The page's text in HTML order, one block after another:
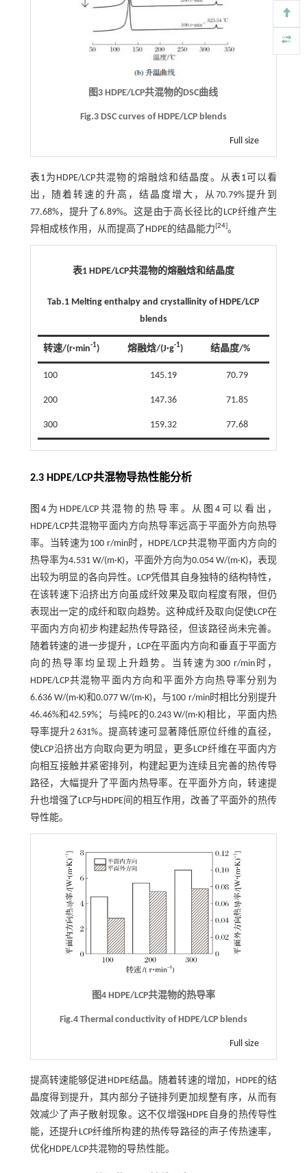
图3 HDPE/LCP共混物的DSC曲线
Fig.3 DSC curves of HDPE/LCP blends
Full size
表1为HDPE/LCP共混物的熔融焓和结晶度。从表1 可以看
出，随着转速的升高，结晶度增大，从70.79%提升到
77.68%，提升了6.89%。这是由于高长径比的LCP纤维产生
异相成核作用，从而提高了HDPE的结晶能力[24]。
表1 HDPE/LCP共混物的熔融焓和结晶度
Tab.1 Melting enthalpy and crystallinity of HDPE/LCP
blends
转速/(r·min-1) 熔融焓/(J·g-1) 结晶度/%
100 145.19 70.79
200 147.36 71.85
300 159.32 77.68
2.3 HDPE/LCP共混物导热性能分析
图4 为HDPE/LCP共混物的热导率。从 图4可以看出，
HDPE/LCP共混物平面内方向热导率远高于平面外方向热导
率。当转速为100 r/min时，HDPE/LCP共混物平面内方向的
热导率为4.531 W/(m·K)，平面外方向为0.054 W/(m·K)，表现
出较为明显的各向异性。LCP凭借其自身独特的结构特性，
在该转速下沿挤出方向虽成纤效果及取向程度有限，但仍
表现出一定的成纤和取向趋势。这种成纤及取向促使LCP在
平面内方向初步构建起热传导路径，但该路径尚未完善。
随着转速的进一步提升，LCP在平面内方向和垂直于平面方
向的热导率均呈现上升趋势。当转速为300 r/min时，
HDPE/LCP共混物平面内方向和平面外方向热导率分别为
6.636 W/(m·K)和0.077 W/(m·K)，与100 r/min时相比分别提升
46.46%和42.59%；与纯PE的0.243 W/(m·K)相比，平面内热
导率提升2 631%。提高转速可显著降低原位纤维的直径，
使LCP沿挤出方向取向更为明显，更多LCP纤维在平面内方
向相互接触并紧密排列，构建起更为连续且完善的热传导
路径，大幅提升了平面内热导率。在平面外方向，转速提
升也增强了LCP与HDPE间的相互作用，改善了平面外的热传
导性能。
图4 HDPE/LCP共混物的热导率
Fig.4 Thermal conductivity of HDPE/LCP blends
Full size
提高转速能够促进HDPE结晶。随着转速的增加，HDPE的结
晶度得到提升，其内部分子链排列更加规整有序，从而有
效减少了声子散射现象。这不仅增强HDPE自身的热传导性
能，还提升LCP纤维所构建的热传导路径的声子传热速率，
优化HDPE/LCP共混物的导热性能。